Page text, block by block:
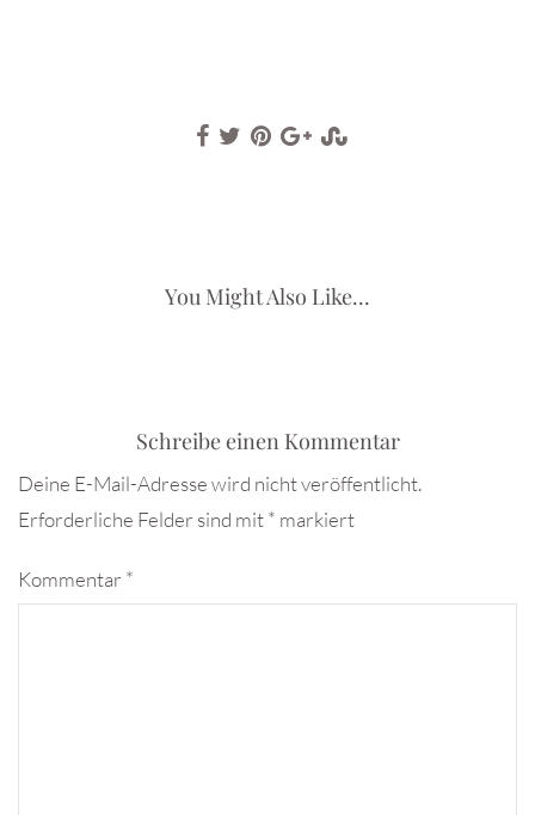
You Might Also Like...
Schreibe einen Kommentar
Deine E-Mail-Adresse wird nicht veröffentlicht.
Erforderliche Felder sind mit* markiert
Kommentar *